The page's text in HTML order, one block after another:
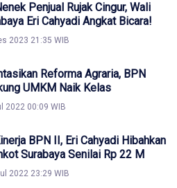
Penjual Rujak Cingur, Wali
Eri Cahyadi Angkat Bicara!
2023 21:35 WIB
Reforma Agraria, BPN
UMKM Naik Kelas
2022 00:09 WIB
BPN II, Eri Cahyadi Hibahkan
Surabaya Senilai Rp 22 M
2022 23:29 WIB